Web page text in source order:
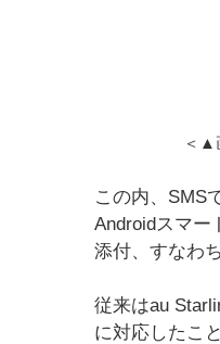
＜▲
この内、SMS
Androidスマー
添付、すなわ
従来はau
に対応したこ